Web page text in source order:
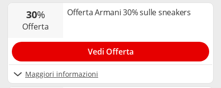
30%
offerta
Offerta Armani 30% sulle sneakers
Maggiori informazioni
Vedi Offerta